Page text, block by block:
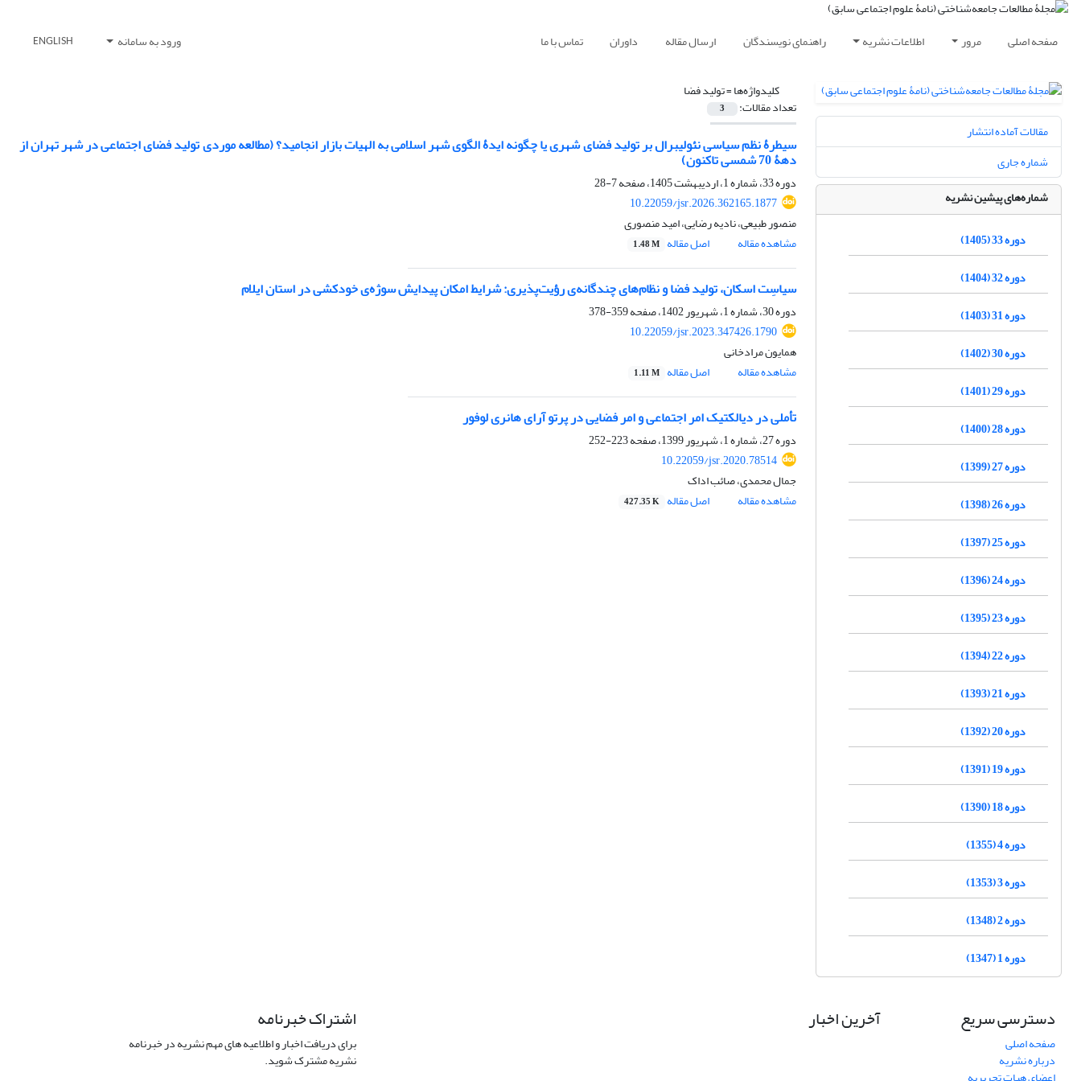
صفحه اصلی مرور اطلاعات نشریه راهنمای نویسندگان ارسال مقاله داوران تماس با ما ورود به سامانه ENGLISH
کلیدواژه‌ها =تولید فضا
تعداد مقالات: 3
سیطرۀ نظم سیاسی نئولیبرال بر تولید فضای شهری یا چگونه ایدۀ الگوی شهر اسلامی به الهیات بازار انجامید؟ (مطالعه موردی تولید فضای اجتماعی در شهر تهران از
دهۀ 70 شمسی تاکنون)
دوره 33، شماره 1، اردیبهشت 1405، صفحه
7-28
10.22059/jsr.2026.362165.1877
منصور طبیعی، نادیه رضایی، امید منصوری
مشاهده مقاله
اصل مقاله 1.48 M
سیاسِت اسکان، تولید فضا و نظام‌های چندگانه‌ی رؤیت‌پذیری: شرایط امکان پیدایش سوژه‌ی خودکشی در استان ایلام
دوره 30، شماره 1، شهریور 1402، صفحه
359-378
10.22059/jsr.2023.347426.1790
همایون مرادخانی
مشاهده مقاله
اصل مقاله 1.11 M
تأملی در دیالکتیک امر اجتماعی و امر فضایی در پرتو آرای هانری لوفور
دوره 27، شماره 1، شهریور 1399، صفحه
223-252
10.22059/jsr.2020.78514
جمال محمدی، صائب اداک
مشاهده مقاله
اصل مقاله 427.35 K
مقالات آماده انتشار
شماره جاری
شماره‌های پیشین نشریه
دوره 33 (1405)
دوره 32 (1404)
دوره 31 (1403)
دوره 30 (1402)
دوره 29 (1401)
دوره 28 (1400)
دوره 27 (1399)
دوره 26 (1398)
دوره 25 (1397)
دوره 24 (1396)
دوره 23 (1395)
دوره 22 (1394)
دوره 21 (1393)
دوره 20 (1392)
دوره 19 (1391)
دوره 18 (1390)
دوره 4 (1355)
دوره 3 (1353)
دوره 2 (1348)
دوره 1 (1347)
دسترسی سریع
صفحه اصلی
درباره نشریه
آخرین اخبار اشتراک خبرنامه
برای دریافت اخبار و اطلاعیه های مهم نشریه در خبرنامه
نشریه مشترک شوید.